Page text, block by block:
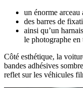
un énorme arceau
des barres de
ainsi qu’un
le photographe en
Côté esthétique, la
bandes adhésives
reflet sur les véhicules